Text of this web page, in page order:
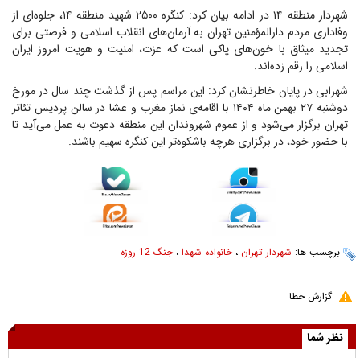
شهردار منطقه ۱۴ در ادامه بیان کرد: کنگره ۲۵۰۰ شهید منطقه ۱۴، جلوه‌ای از
وفاداری مردم دارالمؤمنین تهران به آرمان‌های انقلاب اسلامی و فرصتی برای
تجدید میثاق با خون‌های پاکی است که عزت، امنیت و هویت امروز ایران
اسلامی را رقم زده‌اند.
شهرابی در پایان خاطرنشان کرد: این مراسم پس از گذشت چند سال در مورخ
دوشنبه ۲۷ بهمن ماه ۱۴۰۴ با اقامه‌ی نماز مغرب و عشا در سالن پردیس تئاتر
تهران برگزار می‌شود و از عموم شهروندان این منطقه دعوت به عمل می‌آید تا
با حضور خود، در برگزاری هرچه باشکوه‌تر این کنگره سهیم باشند.
برچسب ها: شهردار تهران ،خانواده شهدا ،جنگ 12 روزه
گزارش خطا
نظر شما